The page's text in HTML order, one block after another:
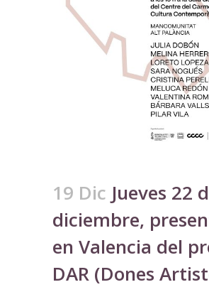
19 Dic Jueves 22
diciembre,
en Valencia del
DAR (Dones